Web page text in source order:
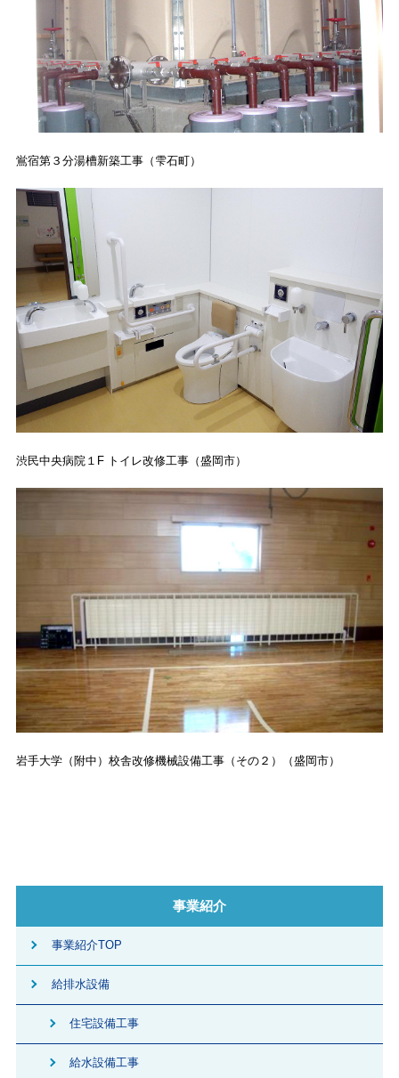
鴬宿第３分湯槽新築工事（雫石町）
渋民中央病院１F トイレ改修工事（盛岡市）
岩手大学（附中）校舎改修機械設備工事（その２）（盛岡市）
事業紹介
事業紹介TOP
給排水設備
住宅設備工事
給水設備工事